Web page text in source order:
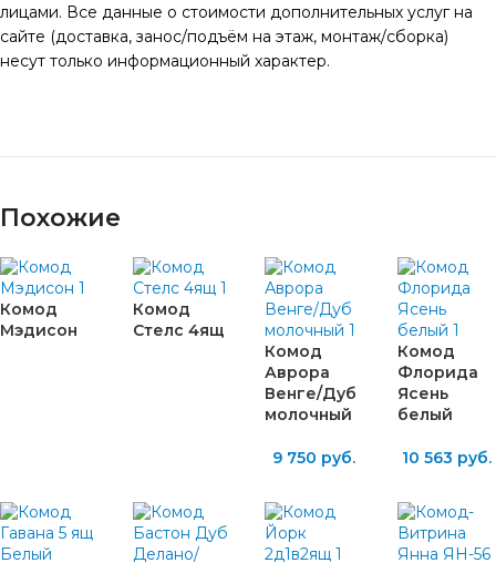
лицами. Все данные о стоимости дополнительных услуг на
сайте (доставка, занос/подъём на этаж, монтаж/сборка)
несут только информационный характер.
Похожие
Комод
Мэдисон
Комод
Стелс 4ящ
Комод
Аврора
Венге/Дуб
молочный
9 750 руб.
Комод
Флорида
Ясень
белый
10 563 руб.